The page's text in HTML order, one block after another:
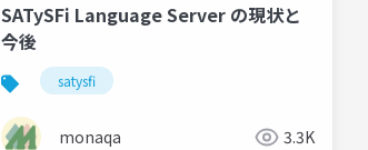
SATySFi Language Server の現状と
今後
satysfi
monaqa 3.3K